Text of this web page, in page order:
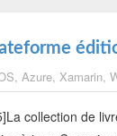
, Azure, Xamarin,
La collection de